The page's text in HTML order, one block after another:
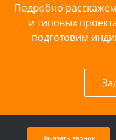
Подробно
и типовых
подготовим
Заказать звонок